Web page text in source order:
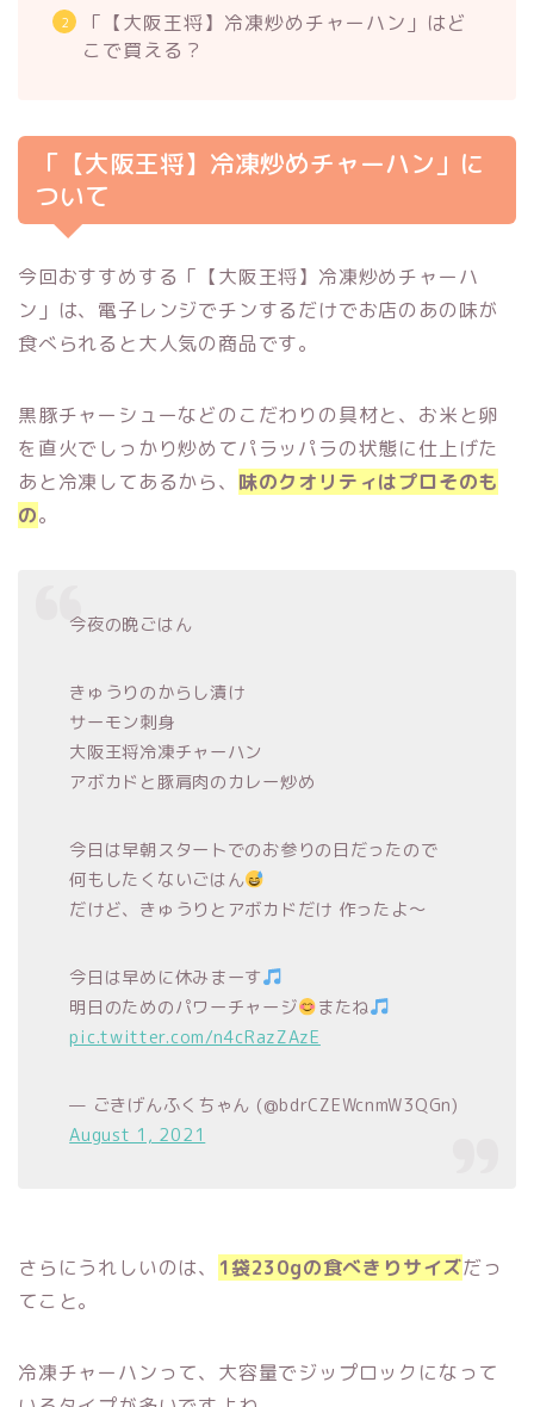
「【大阪王将】冷凍炒めチャーハン」はど
こで買える？
「【大阪王将】冷凍炒めチャーハン」に
ついて
今回おすすめする「【大阪王将】冷凍炒めチャーハ
ン」は、電子レンジでチンするだけでお店のあの味が
食べられると大人気の商品です。
黒豚チャーシューなどのこだわりの具材と、お米と卵
を直火でしっかり炒めてパラッパラの状態に仕上げた
あと冷凍してあるから、 味のクオリティはプロそのも
の。
今夜の晩ごはん
きゅうりのからし漬け
サーモン刺身
大阪王将冷凍チャーハン
アボカドと豚肩肉のカレー炒め
今日は早朝スタートでのお参りの日だったので
何もしたくないごはん
だけど、きゅうりとアボカドだけ 作ったよ〜
今日は早めに休みまーす
明日のためのパワーチャージ
またね
pic.twitter.com/n4cRazZAzE
— ごきげんふくちゃん (@bdrCZEWcnmW3QGn)
August 1, 2021
さらにうれしいのは、 1袋230gの食べきりサイズだっ
てこと。
冷凍チャーハンって、大容量でジップロックになって